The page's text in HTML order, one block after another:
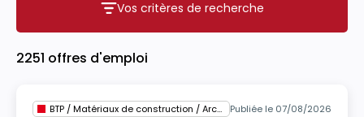
Vos critères de recherche
Vos critères de recherche
2251 offres d'emploi
BTP / Matériaux de construction / Architecture Publiée le 07/08/2026